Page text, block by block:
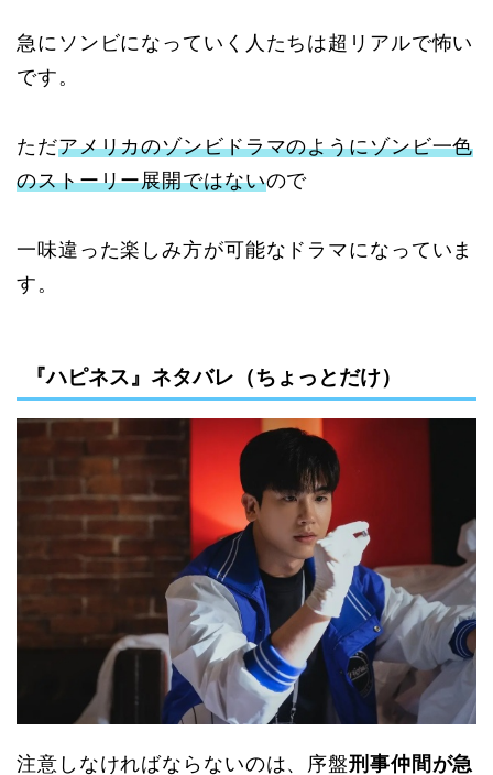
急にソンビになっていく人たちは超リアルで怖い
です。
ただアメリカのゾンビドラマのようにゾンビ一色
のストーリー展開ではないので
一味違った楽しみ方が可能なドラマになっていま
す。
『ハピネス』ネタバレ（ちょっとだけ）
注意しなければならないのは、序盤刑事仲間が急